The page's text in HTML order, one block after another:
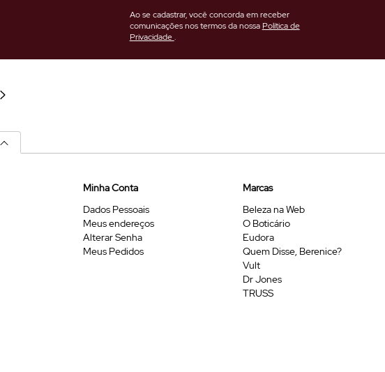
Ao se cadastrar, você concorda em receber
comunicações nos termos da nossa Política de
Privacidade.
Minha Conta
Dados Pessoais
Meus endereços
Alterar Senha
Meus Pedidos
Marcas
Beleza na Web
O Boticário
Eudora
Quem Disse, Berenice?
Vult
Dr Jones
TRUSS